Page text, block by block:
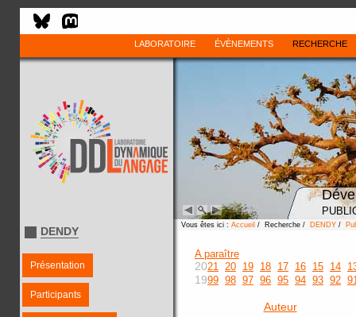
LABORATOIRE ÉVÈNEMENTS RECHERCHE
DENDY
Présentation
Participants
Vous êtes ici : Accueil / Recherche / DENDY /
A paraître
2021 20 19 18 17 16 15 14
1999 98 97 96 95 94 93 92
Auteur